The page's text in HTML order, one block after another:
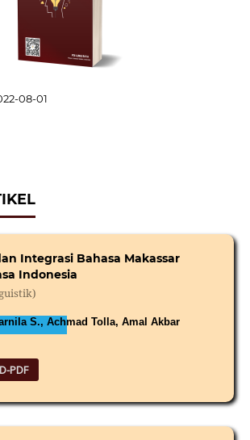
08-01
Integrasi Bahasa Makassar
Indonesia
S., Achmad Tolla, Amal Akbar
PDF